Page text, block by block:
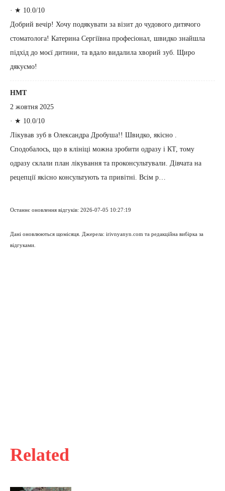
Related
· ★ 10.0/10
Добрий вечір! Хочу подякувати за візит до чудового дитячого
стоматолога! Катерина Сергіївна професіонал, швидко знайшла
підхід до моєї дитини, та вдало видалила хворий зуб. Щиро
дякуємо!
НМТ
2 жовтня 2025
· ★ 10.0/10
Лікував зуб в Олександра Дробуша!! Швидко, якісно .
Сподобалось, що в клініці можна зробити одразу і КТ, тому
одразу склали план лікування та проконсультували. Дівчата на
рецепції якісно консультують та привітні. Всім р…
Останнє оновлення відгуків: 2026-07-05 10:27:19
Дані оновлюються щомісяця. Джерела: irivnyanyn.com та редакційна вибірка за
відгуками.